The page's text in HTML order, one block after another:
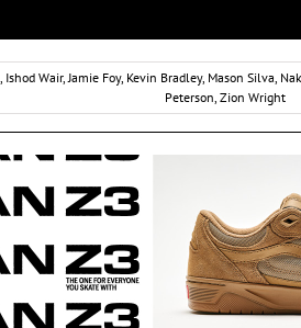
Ishod Wair, Jamie Foy, Kevin Bradley, Mason Silva
Peterson Zion Wright